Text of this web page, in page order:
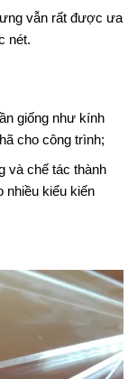
vẫn rất được ưa
nét.
giống như kính
cho công trình;
và chế tác thành
nhiều kiểu kiến